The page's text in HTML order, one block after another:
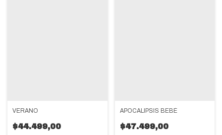
VERANO
$44.499,00
APOCALIPSIS BEBÉ
$47.499,00